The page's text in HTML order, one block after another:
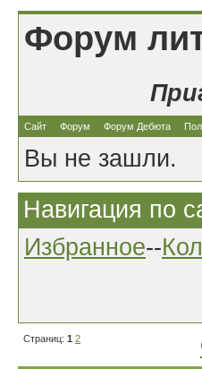
Форум
Сайт Форум Форум Дебюта
Вы не зашли.
Навигация по
Избранное--
Страниц: 1 2